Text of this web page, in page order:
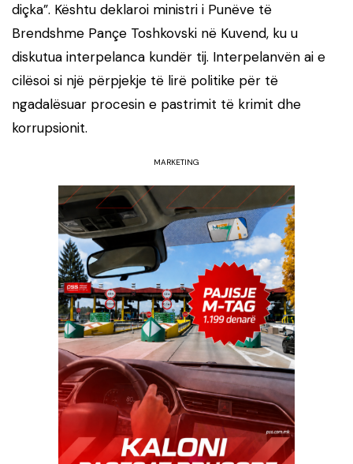
diçka”. Kështu deklaroi ministri i Punëve të
Brendshme Pançe Toshkovski në Kuvend, ku u
diskutua interpelanca kundër tij. Interpelanvën ai e
cilësoi si një përpjekje të lirë politike për të
ngadalësuar procesin e pastrimit të krimit dhe
korrupsionit.
MARKETING